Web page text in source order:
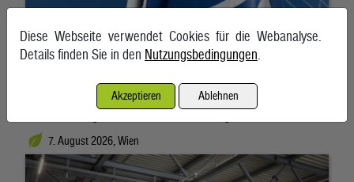
7. August 2026, Wien
Diese Webseite verwendet Cookies für die Webanalyse.
Details finden Sie in den Nutzungsbedingungen.
Akzeptieren Ablehnen